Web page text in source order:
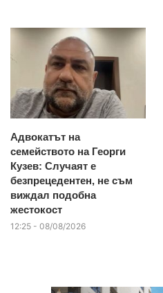
Адвокатът на
семейството на Георги
Кузев: Случаят е
безпрецедентен, не съм
виждал подобна
жестокост
12:25 - 08/08/2026